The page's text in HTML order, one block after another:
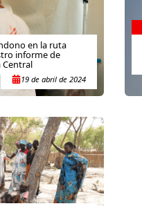
en la ruta
informe de
Central
19 de abril de 2024